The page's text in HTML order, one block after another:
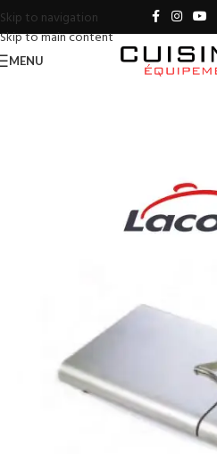
Skip to navigation
Skip to main content
MENU